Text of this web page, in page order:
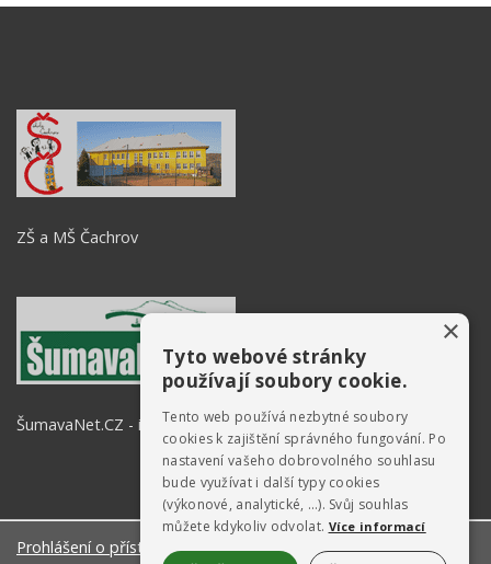
ZŠ a MŠ Čachrov
ŠumavaNet.CZ - informace o regionu
Prohlášení o přístupnosti O stránkách
×
Tyto webové stránky
používají soubory cookie.
Tento web používá nezbytné soubory
cookies k zajištění správného fungování. Po
nastavení vašeho dobrovolného souhlasu
bude využívat i další typy cookies
(výkonové, analytické, …). Svůj souhlas
můžete kdykoliv odvolat. Více informací